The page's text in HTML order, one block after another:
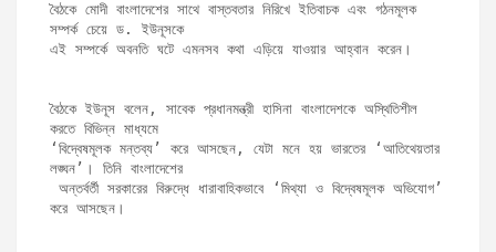
বৈঠকে মোদী বাংলাদেশের সাথে বাস্তবতার নিরিখে ইতিবাচক এবং গঠনমূলক
সম্পর্ক চেয়ে ড. ইউনূসকে
এই সম্পর্কে অবনতি ঘটে এমনসব কথা এড়িয়ে যাওয়ার আহ্বান করেন।
বৈঠকে ইউনূস বলেন, সাবেক প্রধানমন্ত্রী হাসিনা বাংলাদেশকে অস্থিতিশীল
করতে বিভিন্ন মাধ্যমে
‘বিদ্বেষমূলক মন্তব্য’ করে আসছেন, যেটা মনে হয় ভারতের ‘আতিথেয়তার
লঙ্ঘন’। তিনি বাংলাদেশের
করে আসছেন।